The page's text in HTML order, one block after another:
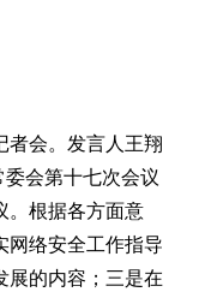
者会。发言人王翔
会第十七次会议
。根据各方面意
网络安全工作指导
展的内容；三是在